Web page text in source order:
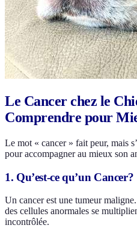
Le Cancer chez le
Comprendre pour
Le mot « cancer » fait peur, mais
pour accompagner au mieux son
1. Qu’est-ce qu’un Cancer?
Un cancer est une tumeur
des cellules anormales se
incontrôlée.